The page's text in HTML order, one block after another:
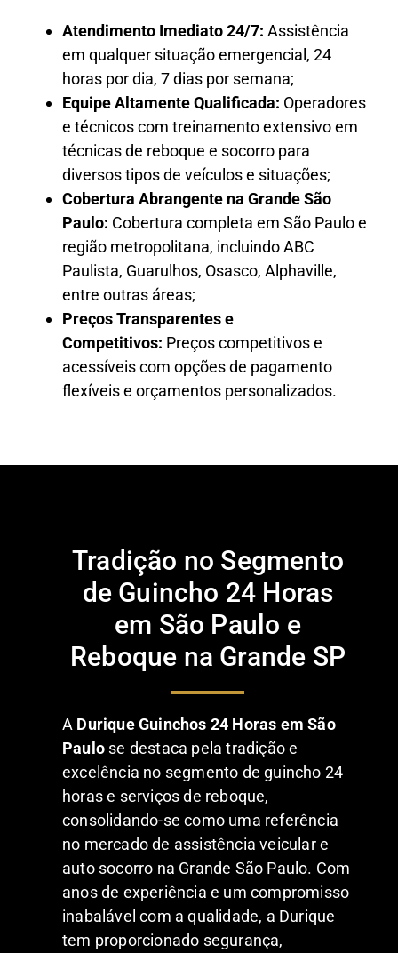
Atendimento Imediato 24/7: Assistência
em qualquer situação emergencial, 24
horas por dia, 7 dias por semana;
Equipe Altamente Qualificada: Operadores
e técnicos com treinamento extensivo em
técnicas de reboque e socorro para
diversos tipos de veículos e situações;
Cobertura Abrangente na Grande São
Paulo: Cobertura completa em São Paulo e
região metropolitana, incluindo ABC
Paulista, Guarulhos, Osasco, Alphaville,
entre outras áreas;
Preços Transparentes e
Competitivos: Preços competitivos e
acessíveis com opções de pagamento
flexíveis e orçamentos personalizados.
Tradição no Segmento
de Guincho 24 Horas
em São Paulo e
Reboque na Grande SP
A Durique Guinchos 24 Horas em São
Paulo se destaca pela tradição e
excelência no segmento de guincho 24
horas e serviços de reboque,
consolidando-se como uma referência
no mercado de assistência veicular e
auto socorro na Grande São Paulo. Com
anos de experiência e um compromisso
inabalável com a qualidade, a Durique
tem proporcionado segurança,